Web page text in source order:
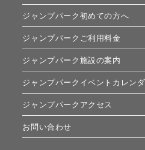
ジャンプパーク初めての方へ
ジャンプパークご利用料金
ジャンプパーク施設の案内
ジャンプパークイベントカレン
ジャンプパークアクセス
お問い合わせ